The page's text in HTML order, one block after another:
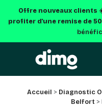
Offre nouveaux clients
profiter d'une remise de 50
Accueil > Diagnostic
Belfort >